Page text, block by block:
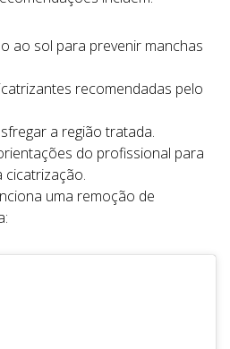
ao sol para prevenir manchas
recomendadas pelo
a região tratada.
do profissional para
cicatrização.
uma remoção de